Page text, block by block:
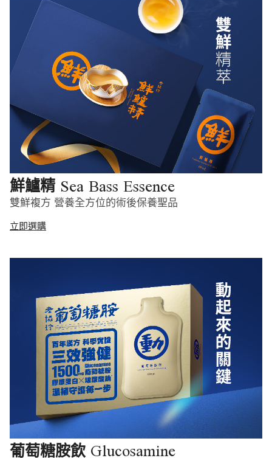
鮮鱸精 Sea Bass Essence
雙鮮複方 營養全方位的術後保養聖品
立即選購
葡萄糖胺飲